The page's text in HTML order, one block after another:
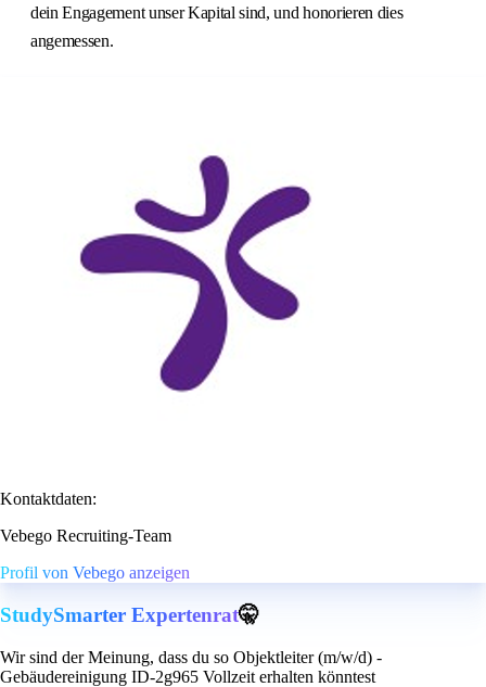
dein Engagement unser Kapital sind, und honorieren dies
angemessen.
Kontaktdaten:
Vebego Recruiting-Team
Profil von Vebego anzeigen
StudySmarter Expertenrat🤫
Wir sind der Meinung, dass du so Objektleiter (m/w/d) -
Gebäudereinigung ID-2g965 Vollzeit erhalten könntest